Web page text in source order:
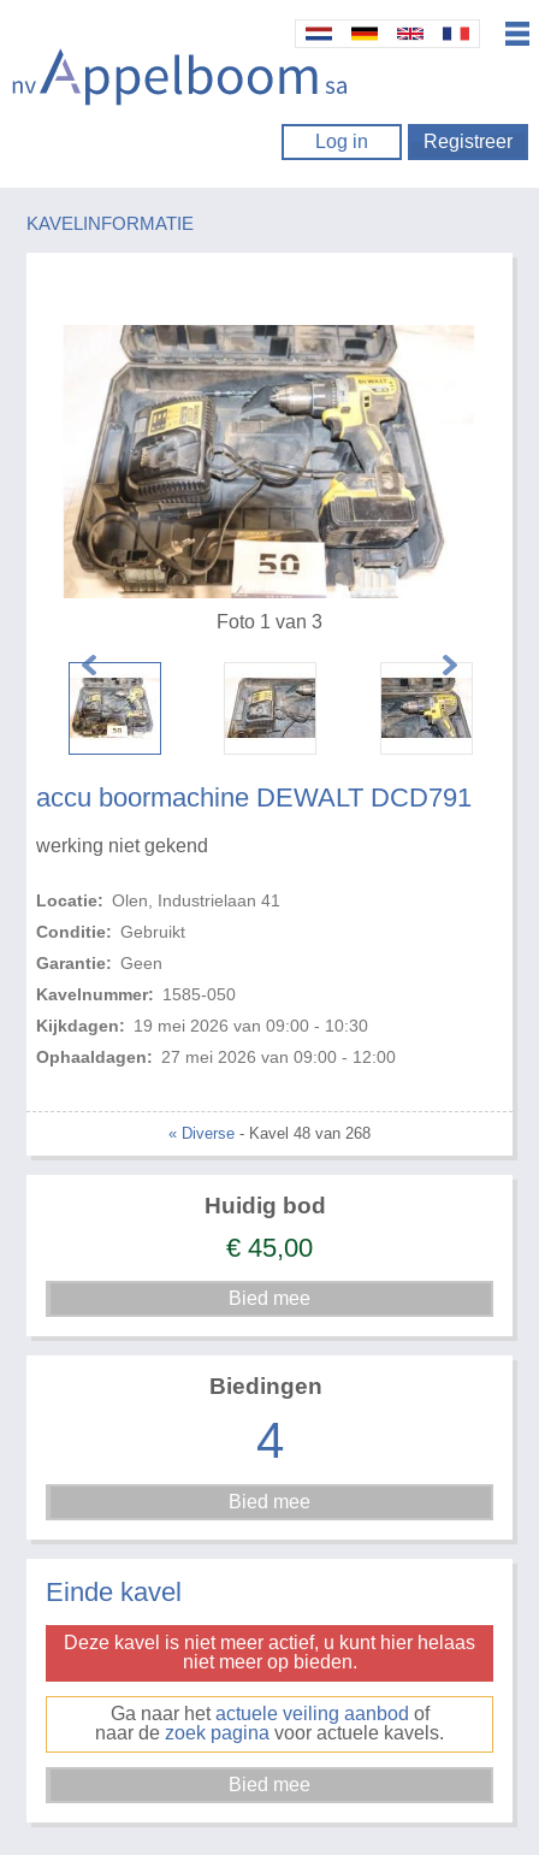
Log in Registreer
KAVELINFORMATIE
accu boormachine DEWALT DCD791
werking niet gekend
Locatie: Olen, Industrielaan 41
Conditie: Gebruikt
Garantie: Geen
Kavelnummer: 1585-050
Kijkdagen: 19 mei 2026 van 09:00 - 10:30
Ophaaldagen: 27 mei 2026 van 09:00 - 12:00
Foto 1 van 3
« Diverse - Kavel 48 van 268
Huidig bod
€ 45,00
Biedingen
4
Einde kavel
Deze kavel is niet meer actief, u kunt hier helaas
niet meer op bieden.
Ga naar hetactuele veiling aanbod of
naar de zoek pagina voor actuele kavels.